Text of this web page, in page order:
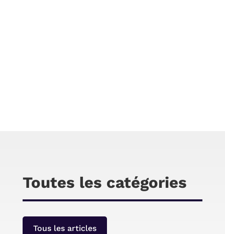
Toutes les catégories
Tous les articles